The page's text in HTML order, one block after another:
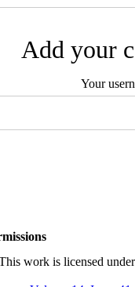
Add your
Your
work is licensed